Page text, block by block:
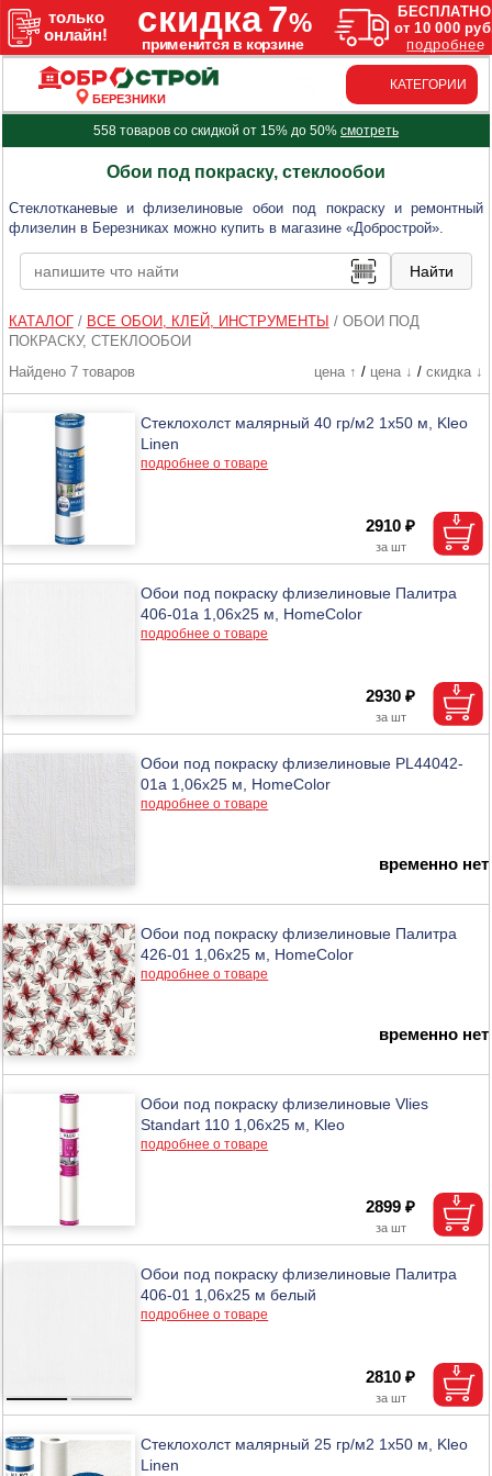
БЕРЕЗНИКИ
КАТЕГОРИИ
558 товаров со скидкой от 15% до 50% смотреть
Обои под покраску, стеклообои
Стеклотканевые и флизелиновые обои под покраску и ремонтный
флизелин в Березниках можно купить в магазине «Добрострой».
КАТАЛОГ/ ВСЕ ОБОИ, КЛЕЙ, ИНСТРУМЕНТЫ / ОБОИ ПОД
ПОКРАСКУ, СТЕКЛООБОИ
Найдено 7 товаров
цена ↑ / цена ↓ / скидка ↓
Стеклохолст малярный 40 гр/м2 1х50 м, Kleo
Linen
подробнее о товаре
2910 ₽
Обои под покраску флизелиновые Палитра
406-01а 1,06х25 м, HomeColor
подробнее о товаре
2930 ₽
Обои под покраску флизелиновые PL44042-
01a 1,06х25 м, HomeColor
подробнее о товаре
временно нет
Обои под покраску флизелиновые Палитра
426-01 1,06х25 м, HomeColor
подробнее о товаре
временно нет
Обои под покраску флизелиновые Vlies
Standart 110 1,06х25 м, Kleo
подробнее о товаре
2899 ₽
Обои под покраску флизелиновые Палитра
406-01 1,06х25 м белый
подробнее о товаре
2810 ₽
Стеклохолст малярный 25 гр/м2 1х50 м, Kleo
Linen